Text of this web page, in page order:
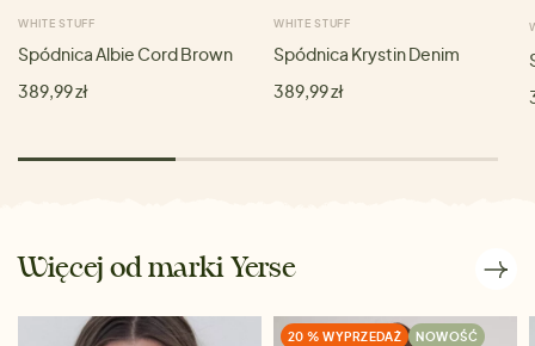
WHITE STUFF
Spódnica Albie Cord Brown
389,99 zł
WHITE STUFF
Spódnica Krystin Denim
389,99 zł
Więcej od marki Yerse
20 % WYPRZEDAŻ NOWOŚĆ